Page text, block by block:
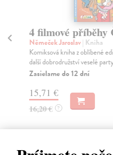
4 filmové
Němeček Jaroslav| Kniha
Komiksová kniha z oblíbené
další dobrodružství veselé
Zasielame do 12 dní
15,71 €
16,20 € ?